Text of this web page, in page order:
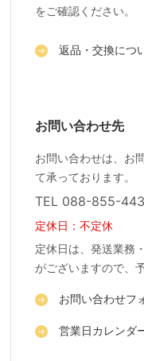
をご確認ください。
返品・交換につ
お問い合わせ先
お問い合わせは、お
て承っております。
TEL 088-855-
定休日：不定休
定休日は、発送業務
がございますので、
お問い合わせフ
営業日カレンダ